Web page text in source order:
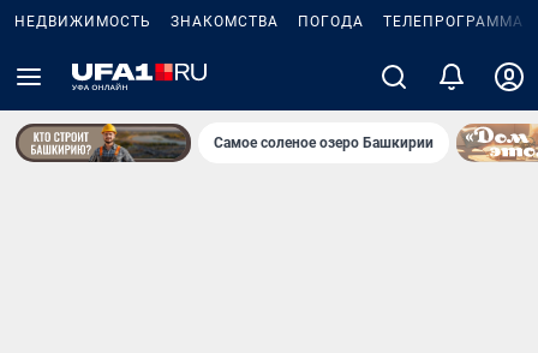
НЕДВИЖИМОСТЬ ЗНАКОМСТВА ПОГОДА ТЕЛЕПРОГРАММА
Самое соленое озеро Башкирии